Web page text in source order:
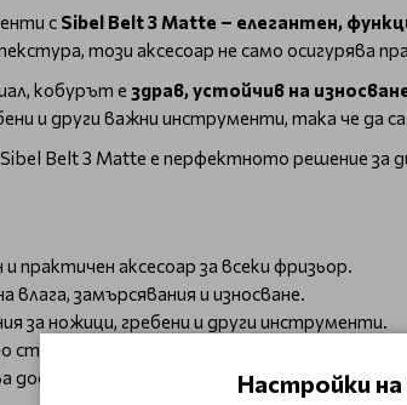
с Sibel Belt 3 Matte – елегантен,
този аксесоар не само осигурява
кобурът е здрав, устойчив на
и други важни инструменти, така че да
Belt 3 Matte е перфектното решение за
практичен аксесоар за всеки фризьор.
замърсявания и износване.
за ножици, гребени и други инструменти.
стандартни колани.
достъпа до необходимите инструменти и
Настройки